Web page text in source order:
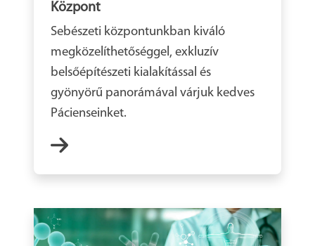
Központ
Sebészeti központunkban kiváló
megközelíthetőséggel, exkluzív
belsőépítészeti kialakítással és
gyönyörű panorámával várjuk kedves
Pácienseinket.